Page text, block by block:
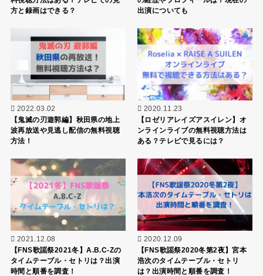
方と録画はできる？
出演についても
2022.03.02
【鬼滅の刃遊郭編】秋田県の地上
波再放送や見逃し配信の無料視聴
方法！
2020.11.23
【ロゼリアレイズアスイレン】オ
ンラインライブの無料視聴方法は
ある？テレビで見るには？
2021.12.08
【FNS歌謡祭2021冬】A.B.C-Zの
タイムテーブル・セトリは？出演
時間と順番を調査！
2020.12.09
【FNS歌謡祭2020冬第2夜】宮本
浩次のタイムテーブル・セトリ
は？出演時間と順番を調査！